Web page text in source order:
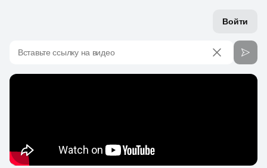
Войти
Вставьте ссылку на видео